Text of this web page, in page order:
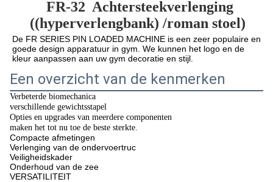
FR-32 Achtersteekverlenging
((hyperverlengbank) /roman stoel)
De FR SERIES PIN LOADED MACHINE is een zeer populaire en
goede design apparatuur in gym. We kunnen het logo en de
kleur aanpassen aan uw gym decoratie en stijl.
Een overzicht van de kenmerken
Verbeterde biomechanica
verschillende gewichtsstapel
Opties en upgrades van meerdere componenten
maken het tot nu toe de beste sterkte.
Compacte afmetingen
Verlenging van de ondervoertruc
Veiligheidskader
Onderhoud van de zee
VERSATILITEIT